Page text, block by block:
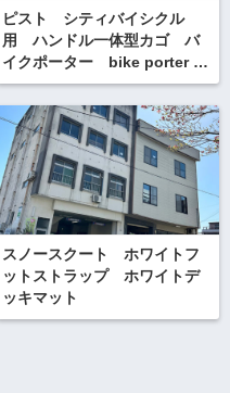
ピスト シティバイシクル
用 ハンドル一体型カゴ バ
イクポーター bike porter コ
ペンハーゲンパーツ
スノースクート ホワイトフ
ットストラップ ホワイトデ
ッキマット